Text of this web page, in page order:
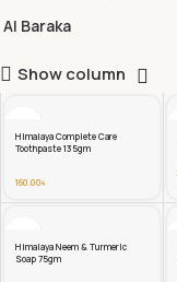
Al Baraka
Show column
Himalaya Complete Care
Toothpaste 135gm
160.00৳
Himalaya Neem & Turmeric
Soap 75gm